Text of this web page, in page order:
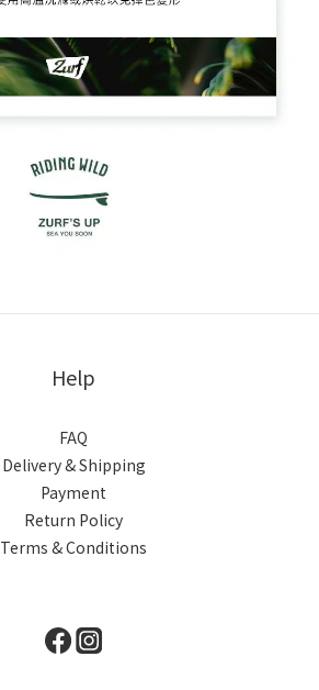
Help
FAQ
Delivery & Shipping
Payment
Return Policy
Terms & Conditions